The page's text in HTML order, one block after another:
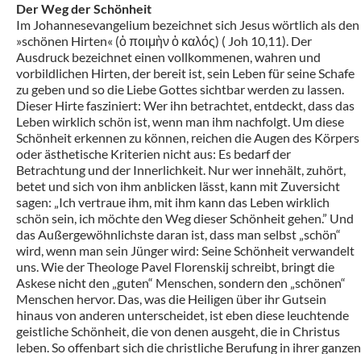
Der Weg der Schönheit
Im Johannesevangelium bezeichnet sich Jesus wörtlich als den
»schönen Hirten« (ὁ ποιμὴν ὁ καλός) ( Joh 10,11). Der
Ausdruck bezeichnet einen vollkommenen, wahren und
vorbildlichen Hirten, der bereit ist, sein Leben für seine Schafe
zu geben und so die Liebe Gottes sichtbar werden zu lassen.
Dieser Hirte fasziniert: Wer ihn betrachtet, entdeckt, dass das
Leben wirklich schön ist, wenn man ihm nachfolgt. Um diese
Schönheit erkennen zu können, reichen die Augen des Körpers
oder ästhetische Kriterien nicht aus: Es bedarf der
Betrachtung und der Innerlichkeit. Nur wer innehält, zuhört,
betet und sich von ihm anblicken lässt, kann mit Zuversicht
sagen: „Ich vertraue ihm, mit ihm kann das Leben wirklich
schön sein, ich möchte den Weg dieser Schönheit gehen.” Und
das Außergewöhnlichste daran ist, dass man selbst „schön“
wird, wenn man sein Jünger wird: Seine Schönheit verwandelt
uns. Wie der Theologe Pavel Florenskij schreibt, bringt die
Askese nicht den „guten“ Menschen, sondern den „schönen“
Menschen hervor. Das, was die Heiligen über ihr Gutsein
hinaus von anderen unterscheidet, ist eben diese leuchtende
geistliche Schönheit, die von denen ausgeht, die in Christus
leben. So offenbart sich die christliche Berufung in ihrer ganzen